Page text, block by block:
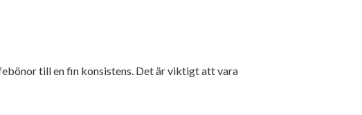
till en fin konsistens. Det är viktigt att vara